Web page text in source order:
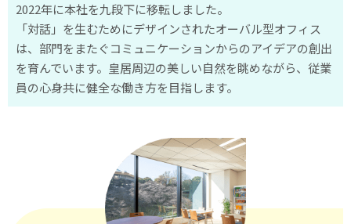
2022年に本社を九段下に移転しました。
「対話」を生むためにデザインされたオーバル型オフィス
は、部門をまたぐコミュニケーションからのアイデアの創出
を育んでいます。皇居周辺の美しい自然を眺めながら、従業
員の心身共に健全な働き方を目指します。
を
生
み、
子
育
る